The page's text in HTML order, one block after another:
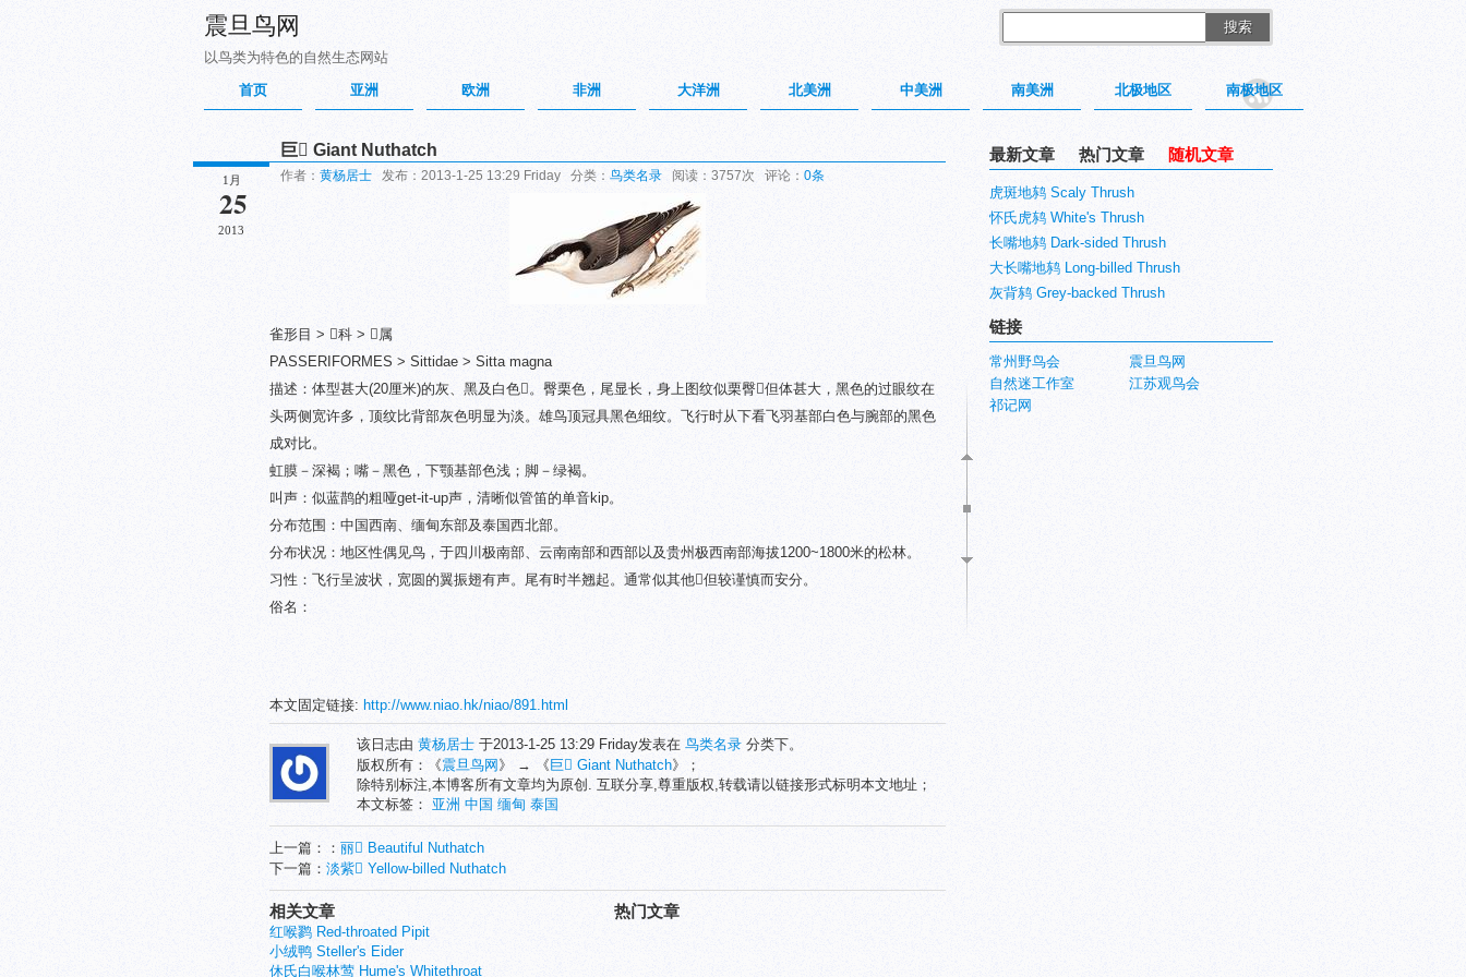
震旦鸟网
以鸟类为特色的自然生态网站
搜索
首页 亚洲 欧洲 非洲 大洋洲 北美洲 中美洲 南美洲 北极地区 南极地区
1月
25
2013
巨 Giant Nuthatch
作者： 黄杨居士 发布：2013-1-25 13:29 Friday 分类： 鸟类名录 阅读：3757次 评论： 0条
雀形目 > 科 > 属
PASSERIFORMES > Sittidae > Sitta magna
描述：体型甚大(20厘米)的灰、黑及白色。臀栗色，尾显长，身上图纹似栗臀但体甚大，黑色的过眼纹在
头两侧宽许多，顶纹比背部灰色明显为淡。雄鸟顶冠具黑色细纹。飞行时从下看飞羽基部白色与腕部的黑色
成对比。
虹膜－深褐；嘴－黑色，下颚基部色浅；脚－绿褐。
叫声：似蓝鹊的粗哑get-it-up声，清晰似管笛的单音kip。
分布范围：中国西南、缅甸东部及泰国西北部。
分布状况：地区性偶见鸟，于四川极南部、云南南部和西部以及贵州极西南部海拔1200~1800米的松林。
习性：飞行呈波状，宽圆的翼振翅有声。尾有时半翘起。通常似其他但较谨慎而安分。
俗名：
本文固定链接: http://www.niao.hk/niao/891.html
该日志由 黄杨居士 于2013-1-25 13:29 Friday发表在 鸟类名录 分类下。
版权所有：《震旦鸟网 》 → 《 巨 Giant Nuthatch》；
除特别标注,本博客所有文章均为原创. 互联分享,尊重版权,转载请以链接形式标明本文地址；
本文标签： 亚洲 中国 缅甸 泰国
上一篇：： 丽 Beautiful Nuthatch
下一篇： 淡紫 Yellow-billed Nuthatch
热门文章
相关文章
红喉鹨 Red-throated Pipit
小绒鸭 Steller's Eider
休氏白喉林莺 Hume's Whitethroat
最新文章 热门文章 随机文章
虎斑地鸫 Scaly Thrush
怀氏虎鸫 White's Thrush
长嘴地鸫 Dark-sided Thrush
大长嘴地鸫 Long-billed Thrush
灰背鸫 Grey-backed Thrush
链接
常州野鸟会
震旦鸟网
自然迷工作室
江苏观鸟会
祁记网